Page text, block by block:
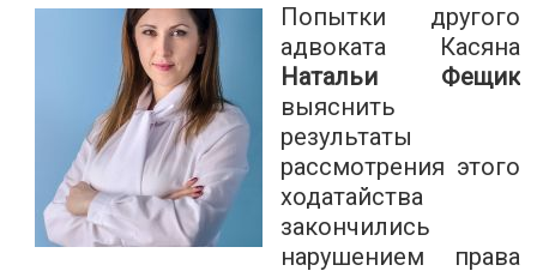
Попытки другого
адвоката Касяна
Натальи Фещик
выяснить
результаты
рассмотрения этого
ходатайства
закончились
нарушением права